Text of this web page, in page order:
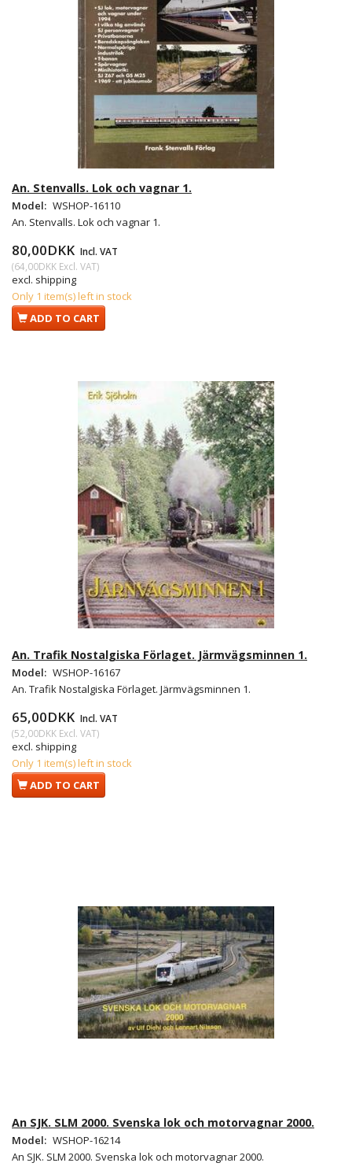
An. Stenvalls. Lok och vagnar 1.
Model: WSHOP-16110
An. Stenvalls. Lok och vagnar 1.
80,00DKK Incl. VAT
(64,00DKK Excl. VAT)
excl. shipping
Only 1 item(s) left in stock
ADD TO CART
An. Trafik Nostalgiska Förlaget. Järmvägsminnen 1.
Model: WSHOP-16167
An. Trafik Nostalgiska Förlaget. Järmvägsminnen 1.
65,00DKK Incl. VAT
(52,00DKK Excl. VAT)
excl. shipping
Only 1 item(s) left in stock
ADD TO CART
An SJK. SLM 2000. Svenska lok och motorvagnar 2000.
Model: WSHOP-16214
An SJK. SLM 2000. Svenska lok och motorvagnar 2000.